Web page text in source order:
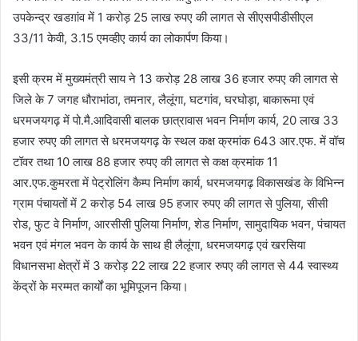
उपकेन्द्र खडग़ांव में 1 करोड़ 25 लाख रुपए की लागत से सीएसपीडीसीएल
33/11 केवी, 3.15 एमव्हीए कार्य का लोकार्पण किया।
इसी क्रम में मुख्यमंत्री साय ने 13 करोड़ 28 लाख 36 हजार रुपए की लागत से
जिले के 7 जगह धौराभांठा, तमनार, लैलूंगा, घटगांव, घरघोड़ा, बाकारूमा एवं
धरमजयगढ़ में पो.मै.आदिवासी बालक छात्रावास भवन निर्माण कार्य, 20 लाख 33
हजार रुपए की लागत से धरमजयगढ़ के स्थल कक्ष क्रमांक 643 आर.एफ. में वॉच
टॉवर तथा 10 लाख 88 हजार रुपए की लागत से कक्ष क्रमांक 11
आर.एफ.कुमरता में पेट्रोलिंग कैम्प निर्माण कार्य, धरमजयगढ़ विकासखंड के विभिन्न
ग्राम पंचायतों में 2 करोड़ 54 लाख 95 हजार रुपए की लागत से पुलिया, सीसी
रोड, फुट वे निर्माण, आरसीसी पुलिया निर्माण, शेड निर्माण, सामुदायिक भवन, पंचायत
भवन एवं मंगल भवन के कार्य के साथ ही लैलूंगा, धरमजयगढ़ एवं खरसिया
विधानसभा क्षेत्रों में 3 करोड़ 22 लाख 22 हजार रुपए की लागत से 44 स्वास्थ्य
केंद्रों के मरम्मत कार्यों का भूमिपूजन किया।